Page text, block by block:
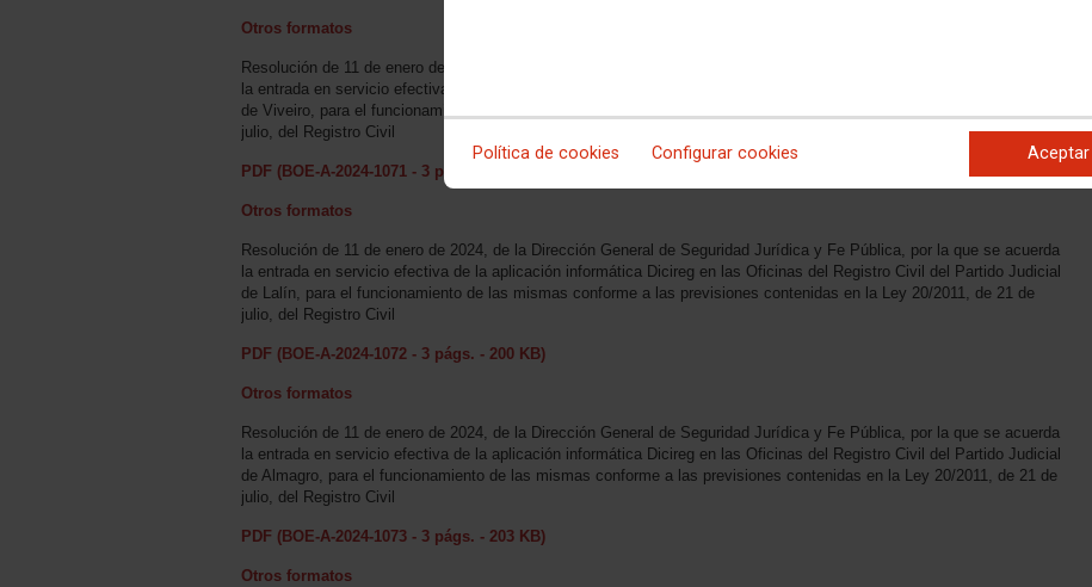
Política de cookies Configurar cookies Aceptar
Otros formatos
Resolución de 11 de enero de 2024, de la Dirección General de Seguridad Jurídica y Fe Pública, por la que se acuerda
la entrada en servicio efectiva de la aplicación informática Dicireg en las Oficinas del Registro Civil del Partido Judicial
de Viveiro, para el funcionamiento de las mismas conforme a las previsiones contenidas en la Ley 20/2011, de 21 de
julio, del Registro Civil
PDF (BOE-A-2024-1071 - 3 págs. - 200 KB)
Otros formatos
Resolución de 11 de enero de 2024, de la Dirección General de Seguridad Jurídica y Fe Pública, por la que se acuerda
la entrada en servicio efectiva de la aplicación informática Dicireg en las Oficinas del Registro Civil del Partido Judicial
de Lalín, para el funcionamiento de las mismas conforme a las previsiones contenidas en la Ley 20/2011, de 21 de
julio, del Registro Civil
PDF (BOE-A-2024-1072 - 3 págs. - 200 KB)
Otros formatos
Resolución de 11 de enero de 2024, de la Dirección General de Seguridad Jurídica y Fe Pública, por la que se acuerda
la entrada en servicio efectiva de la aplicación informática Dicireg en las Oficinas del Registro Civil del Partido Judicial
de Almagro, para el funcionamiento de las mismas conforme a las previsiones contenidas en la Ley 20/2011, de 21 de
julio, del Registro Civil
PDF (BOE-A-2024-1073 - 3 págs. - 203 KB)
Otros formatos